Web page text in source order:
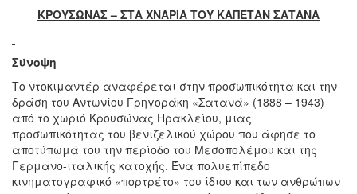
ΚΡΟΥΣΩΝΑΣ – ΣΤΑ ΧΝΑΡΙΑ ΤΟΥ ΚΑΠΕΤΑΝ ΣΑΤΑΝΑ
Σύνοψη
Το ντοκιμαντέρ αναφέρεται στην προσωπικότητα και την
δράση του Αντωνίου Γρηγοράκη «Σατανά» (1888 – 1943)
από το χωριό Κρουσώνας Ηρακλείου, μιας
προσωπικότητας του βενιζελικού χώρου που άφησε το
αποτύπωμά του την περίοδο του Μεσοπολέμου και της
Γερμανο-ιταλικής κατοχής. Ένα πολυεπίπεδο
κινηματογραφικό «πορτρέτο» του ίδιου και των ανθρώπων